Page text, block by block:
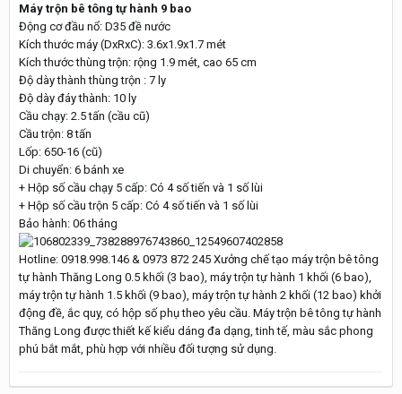
Máy trộn bê tông tự hành 9 bao
Động cơ đầu nổ: D35 đề nước
Kích thước máy (DxRxC): 3.6x1.9x1.7 mét
Kích thước thùng trộn: rộng 1.9 mét, cao 65 cm
Độ dày thành thùng trộn : 7 ly
Độ dày đáy thành: 10 ly
Cầu chạy: 2.5 tấn (cầu cũ)
Cầu trộn: 8 tấn
Lốp: 650-16 (cũ)
Di chuyển: 6 bánh xe
+ Hộp số cầu chạy 5 cấp: Có 4 số tiến và 1 số lùi
+ Hộp số cầu trộn 5 cấp: Có 4 số tiến và 1 số lùi
Bảo hành: 06 tháng
Hotline: 0918.998.146 & 0973 872 245 Xưởng chế tạo máy trộn bê tông
tự hành Thăng Long 0.5 khối (3 bao), máy trộn tự hành 1 khối (6 bao),
máy trộn tự hành 1.5 khối (9 bao), máy trộn tự hành 2 khối (12 bao) khởi
động đề, ắc quy, có hộp số phụ theo yêu cầu. Máy trộn bê tông tự hành
Thăng Long được thiết kế kiểu dáng đa dạng, tinh tế, màu sắc phong
phú bắt mắt, phù hợp với nhiều đối tượng sử dụng.